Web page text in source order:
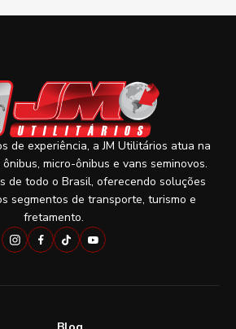
de experiência, a JM Utilitários atua na
micro-ônibus e vans seminovos.
de todo o Brasil, oferecendo soluções
segmentos de transporte, turismo e
fretamento.